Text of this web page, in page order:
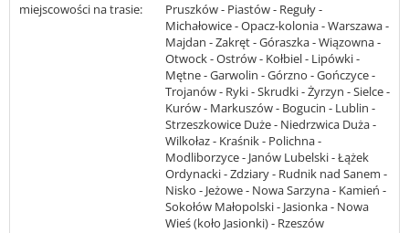
miejscowości na trasie:
Pruszków - Piastów - Reguły -
Michałowice - Opacz-kolonia - Warszawa -
Majdan - Zakręt - Góraszka - Wiązowna -
Otwock - Ostrów - Kołbiel - Lipówki -
Mętne - Garwolin - Górzno - Gończyce -
Trojanów - Ryki - Skrudki - Żyrzyn - Sielce -
Kurów - Markuszów - Bogucin - Lublin -
Strzeszkowice Duże - Niedrzwica Duża -
Wilkołaz - Kraśnik - Polichna -
Modliborzyce - Janów Lubelski - Łążek
Ordynacki - Zdziary - Rudnik nad Sanem -
Nisko - Jeżowe - Nowa Sarzyna - Kamień -
Sokołów Małopolski - Jasionka - Nowa
Wieś (koło Jasionki) - Rzeszów